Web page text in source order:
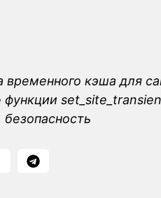
временного кэша для